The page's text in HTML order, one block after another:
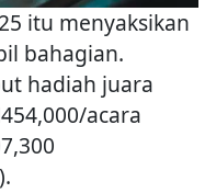
itu menyaksikan
bahagian.
hadiah juara
acara